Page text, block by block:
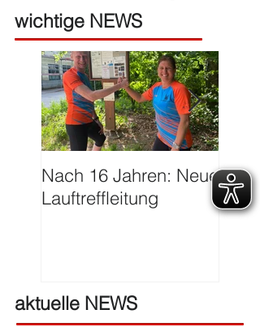
wichtige NEWS
Nach 16 Jahren: Neue
Lauftreffleitung
aktuelle NEWS